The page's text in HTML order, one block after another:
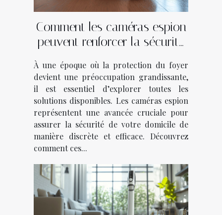
Comment les caméras espion
peuvent renforcer la sécurité
À une époque où la protection du foyer
devient une préoccupation grandissante,
il est essentiel d’explorer toutes les
solutions disponibles. Les caméras espion
représentent une avancée cruciale pour
assurer la sécurité de votre domicile de
manière discrète et efficace. Découvrez
comment ces...